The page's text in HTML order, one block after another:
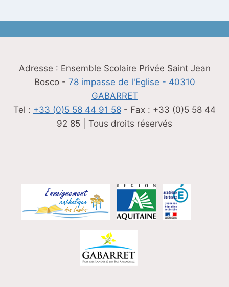
Adresse : Ensemble Scolaire Privée Saint Jean
Bosco - 78 impasse de l'Eglise - 40310
GABARRET
Tel : +33 (0)5 58 44 91 58 - Fax : +33 (0)5 58 44
92 85 | Tous droits réservés